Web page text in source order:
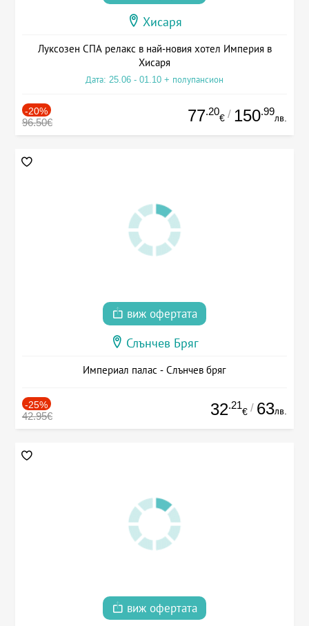
Хисаря
Луксозен СПА релакс в най-новия хотел Империя в
Хисаря
Дата: 25.06 - 01.10 + полупансион
-20%
96.50€ 77.20
€ / 150.99
лв.
виж офертата
Слънчев Бряг
Империал палас - Слънчев бряг
-25%
42.95€ 32.21
€ / 63лв.
виж офертата